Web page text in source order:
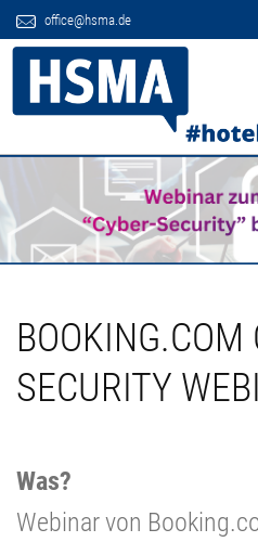
office@hsma.de
SECURITY
Was?
Webinar von